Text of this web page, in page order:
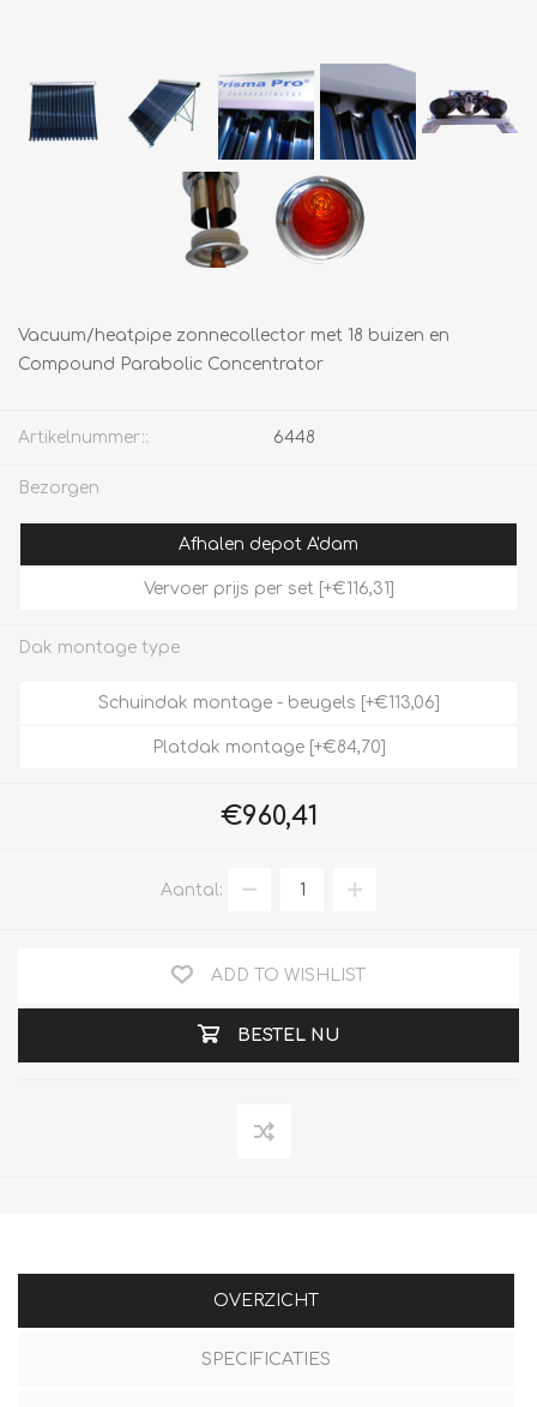
Vacuum/heatpipe zonnecollector met 18 buizen en
Compound Parabolic Concentrator
Artikelnummer:: 6448
Bezorgen
Afhalen depot A'dam
Vervoer prijs per set [+€116,31]
Dak montage type
Schuindak montage - beugels [+€113,06]
Platdak montage [+€84,70]
€960,41
Aantal:
ADD TO WISHLIST
BESTEL NU
OVERZICHT
SPECIFICATIES